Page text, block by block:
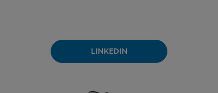
LINKEDIN